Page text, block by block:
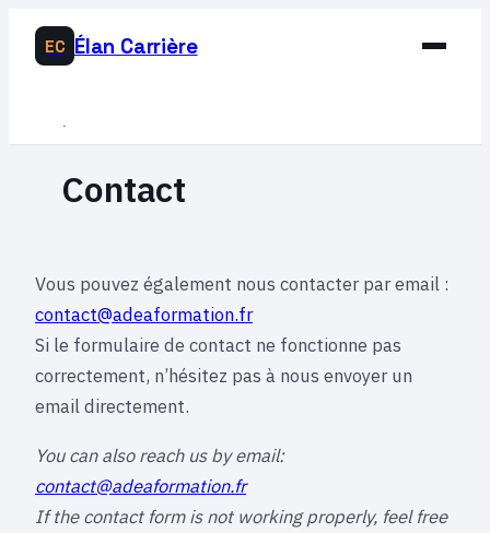
EC Élan Carrière
Business
Développement Personnel
Contact
Vous pouvez également nous contacter par email :
contact@adeaformation.fr
Si le formulaire de contact ne fonctionne pas
correctement, n’hésitez pas à nous envoyer un
email directement.
You can also reach us by email:
contact@adeaformation.fr
If the contact form is not working properly, feel free